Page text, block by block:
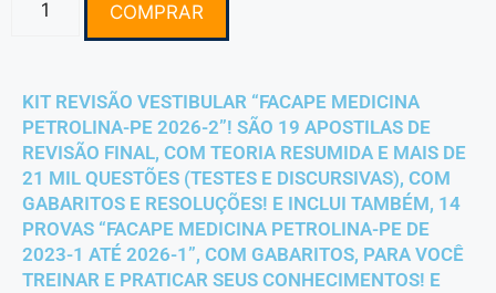
COMPRAR
KIT REVISÃO VESTIBULAR “FACAPE MEDICINA
PETROLINA-PE 2026-2”! SÃO 19 APOSTILAS DE
REVISÃO FINAL, COM TEORIA RESUMIDA E MAIS DE
21 MIL QUESTÕES (TESTES E DISCURSIVAS), COM
GABARITOS E RESOLUÇÕES! E INCLUI TAMBÉM, 14
PROVAS “FACAPE MEDICINA PETROLINA-PE DE
2023-1 ATÉ 2026-1”, COM GABARITOS, PARA VOCÊ
TREINAR E PRATICAR SEUS CONHECIMENTOS! E